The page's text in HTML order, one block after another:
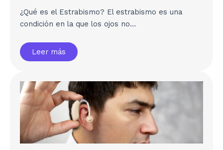
¿Qué es el Estrabismo? El estrabismo es una
condición en la que los ojos no…
Leer más